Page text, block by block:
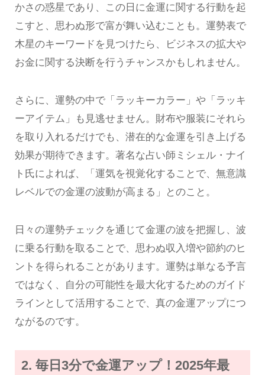
かさの惑星であり、この日に金運に関する行動を起
こすと、思わぬ形で富が舞い込むことも。運勢表で
木星のキーワードを見つけたら、ビジネスの拡大や
お金に関する決断を行うチャンスかもしれません。
さらに、運勢の中で「ラッキーカラー」や「ラッキ
ーアイテム」も見逃せません。財布や服装にそれら
を取り入れるだけでも、潜在的な金運を引き上げる
効果が期待できます。著名な占い師ミシェル・ナイ
ト氏によれば、「運気を視覚化することで、無意識
レベルでの金運の波動が高まる」とのこと。
日々の運勢チェックを通じて金運の波を把握し、波
に乗る行動を取ることで、思わぬ収入増や節約のヒ
ントを得られることがあります。運勢は単なる予言
ではなく、自分の可能性を最大化するためのガイド
ラインとして活用することで、真の金運アップにつ
ながるのです。
2. 毎日3分で金運アップ！2025年最